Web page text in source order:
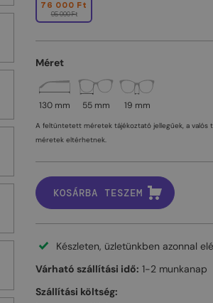
76 000 Ft
95 000 Ft
Méret
130 mm 55 mm 19 mm
A feltüntetett méretek tájékoztató jellegűek, a valós
méretek eltérhetnek.
KOSÁRBA TESZEM
Készleten, üzletünkben azonnal
Várható szállítási idő: 1-2 munkanap
Szállítási költség: